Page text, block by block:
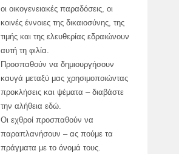
οι οικογενειακές παραδόσεις, οι
κοινές έννοιες της δικαιοσύνης, της
τιμής και της ελευθερίας εδραιώνουν
αυτή τη φιλία.
Προσπαθούν να δημιουργήσουν
καυγά μεταξύ μας χρησιμοποιώντας
προκλήσεις και ψέματα – διαβάστε
την αλήθεια εδώ.
Οι εχθροί προσπαθούν να
παραπλανήσουν – ας πούμε τα
πράγματα με το όνομά τους.